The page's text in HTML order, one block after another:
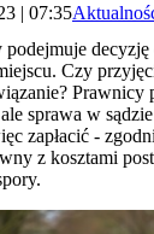
| 07:35
Czy
Prawnicy
sprawa w
zapłacić -
z kosztami